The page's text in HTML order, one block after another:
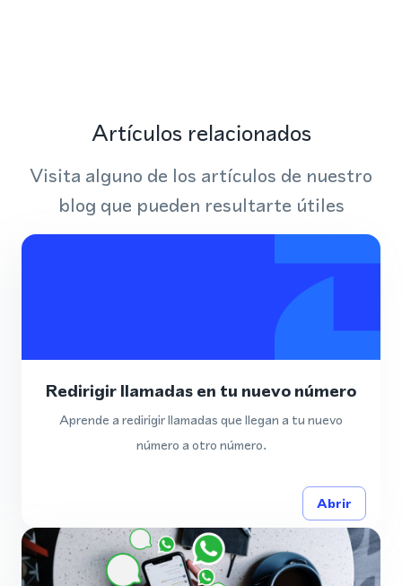
Artículos relacionados
Visita alguno de los artículos de nuestro
blog que pueden resultarte útiles
Redirigir llamadas en tu nuevo número
Aprende a redirigir llamadas que llegan a tu nuevo
número a otro número.
Abrir